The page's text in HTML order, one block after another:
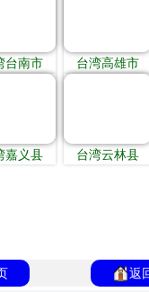
台南市 台湾高雄市
嘉义县 台湾云林县
返